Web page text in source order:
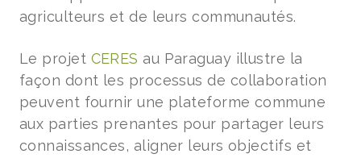
agriculteurs et de leurs communautés.
Le projet CERES au Paraguay illustre la
façon dont les processus de collaboration
peuvent fournir une plateforme commune
aux parties prenantes pour partager leurs
connaissances, aligner leurs objectifs et